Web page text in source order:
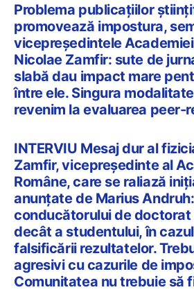
Problema publicațiilor
promovează impostura,
vicepreședintele
Nicolae Zamfir: sute de
slabă dau impact mare
între ele. Singura
revenim la evaluarea peer-
INTERVIU Mesaj dur al
Zamfir, vicepreședinte al
Române, care se raliază
anunțate de Marius
conducătorului de doctorat
decât a studentului, în
falsificării rezultatelor.
agresivi cu cazurile de
Comunitatea nu trebuie să